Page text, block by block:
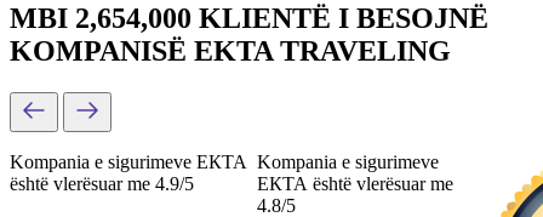
MBI 2,654,000 KLIENTË I BESOJNË
KOMPANISË EKTA TRAVELING
Kompania e sigurimeve ЕКТА
është vlerësuar me 4.9/5
Kompania e sigurimeve
ЕКТА është vlerësuar me
4.8/5